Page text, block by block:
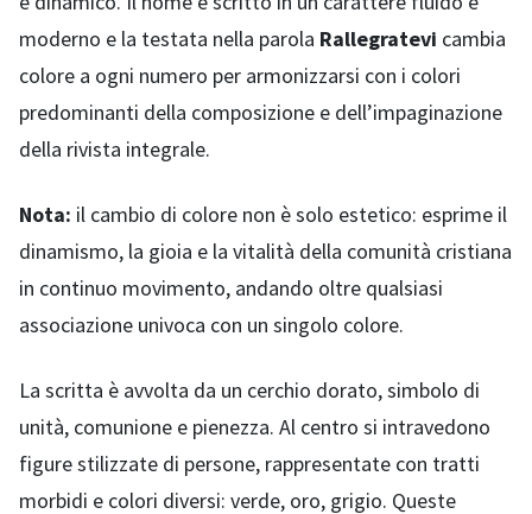
moderno e la testata nella parola Rallegratevi cambia
colore a ogni numero per armonizzarsi con i colori
predominanti della composizione e dell’impaginazione
della rivista integrale.
Nota: il cambio di colore non è solo estetico: esprime il
dinamismo, la gioia e la vitalità della comunità cristiana
in continuo movimento, andando oltre qualsiasi
associazione univoca con un singolo colore.
La scritta è avvolta da un cerchio dorato, simbolo di
unità, comunione e pienezza. Al centro si intravedono
figure stilizzate di persone, rappresentate con tratti
morbidi e colori diversi: verde, oro, grigio. Queste